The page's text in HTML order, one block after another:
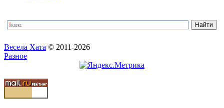
Весела Хата © 2011-2026
Разное